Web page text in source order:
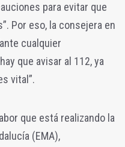
para evitar que
Por eso, la consejera en
cualquier
que avisar al 112, ya
vital”.
que está realizando la
(EMA),